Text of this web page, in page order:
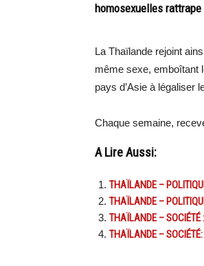
homosexuelles
La Thaïlande rejoint
même sexe, emboîtant
pays d’Asie à légaliser
Chaque semaine,
A Lire Aussi:
THAÏLANDE –
THAÏLANDE –
THAÏLANDE –
THAÏLANDE –